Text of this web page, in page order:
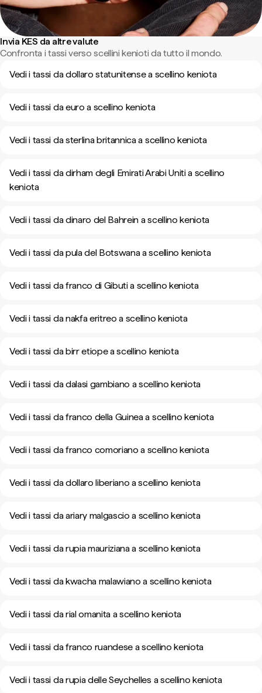
Invia KES da altre valute
Confronta i tassi verso scellini kenioti da tutto il mondo.
Vedi i tassi da dollaro statunitense a scellino keniota
Vedi i tassi da euro a scellino keniota
Vedi i tassi da sterlina britannica a scellino keniota
Vedi i tassi da dirham degli Emirati Arabi Uniti a scellino
keniota
Vedi i tassi da dinaro del Bahrein a scellino keniota
Vedi i tassi da pula del Botswana a scellino keniota
Vedi i tassi da franco di Gibuti a scellino keniota
Vedi i tassi da nakfa eritreo a scellino keniota
Vedi i tassi da birr etiope a scellino keniota
Vedi i tassi da dalasi gambiano a scellino keniota
Vedi i tassi da franco della Guinea a scellino keniota
Vedi i tassi da franco comoriano a scellino keniota
Vedi i tassi da dollaro liberiano a scellino keniota
Vedi i tassi da ariary malgascio a scellino keniota
Vedi i tassi da rupia mauriziana a scellino keniota
Vedi i tassi da kwacha malawiano a scellino keniota
Vedi i tassi da rial omanita a scellino keniota
Vedi i tassi da franco ruandese a scellino keniota
Vedi i tassi da rupia delle Seychelles a scellino keniota